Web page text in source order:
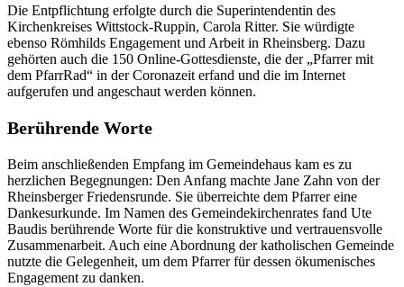
Die Entpflichtung erfolgte durch die Superintendentin des
Kirchenkreises Wittstock-Ruppin, Carola Ritter. Sie würdigte
ebenso Römhilds Engagement und Arbeit in Rheinsberg. Dazu
gehörten auch die 150 Online-Gottesdienste, die der „Pfarrer mit
dem PfarrRad“ in der Coronazeit erfand und die im Internet
aufgerufen und angeschaut werden können.
Berührende Worte
Beim anschließenden Empfang im Gemeindehaus kam es zu
herzlichen Begegnungen: Den Anfang machte Jane Zahn von der
Rheinsberger Friedensrunde. Sie überreichte dem Pfarrer eine
Dankesurkunde. Im Namen des Gemeindekirchenrates fand Ute
Baudis berührende Worte für die konstruktive und vertrauensvolle
Zusammenarbeit. Auch eine Abordnung der katholischen Gemeinde
nutzte die Gelegenheit, um dem Pfarrer für dessen ökumenisches
Engagement zu danken.